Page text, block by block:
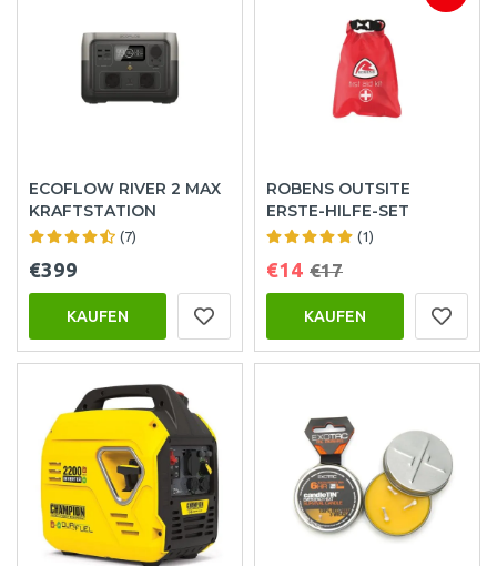
ECOFLOW RIVER 2 MAX
KRAFTSTATION
(7)
€399
KAUFEN
ROBENS OUTSITE
ERSTE-HILFE-SET
(1)
€14 €17
KAUFEN